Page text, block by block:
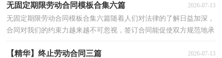
无固定期限劳动合同模板合集六篇 2026-07-13
无固定期限劳动合同模板合集六篇随着人们对法律的了解日益加深，
合同对我们的约束力越来越不可忽视，签订合同能促使双方规范地承
【精华】终止劳动合同三篇 2026-07-13